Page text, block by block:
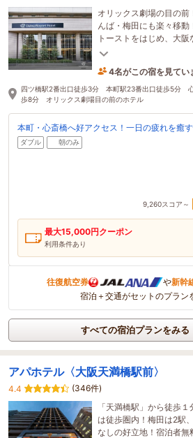
オリックス劇場の目の
んば・梅田にも楽々移
トーストをはじめ、大
ンパクトダブル・スタン
4名がこの宿を見てい
29分前に予約されま
四ツ橋駅2番出口徒歩3分 本町駅23番出口徒歩5分
歩8分 オリックス劇場目の前のホテル
本町・心斎橋へ好アクセス！一日の疲れを
ダブル 朝のみ
9,260スコア～
最大15,000円クーポン
利用条件あり
往復航空券 や新幹
宿泊＋交通がセットのプラン
すべての宿泊プランをみる
アパホテル〈大阪天満橋駅前〉
4.4
(346件)
「天満橋駅」から徒歩
は徒歩圏内！梅田は2駅
なしの好立地！宿泊者無